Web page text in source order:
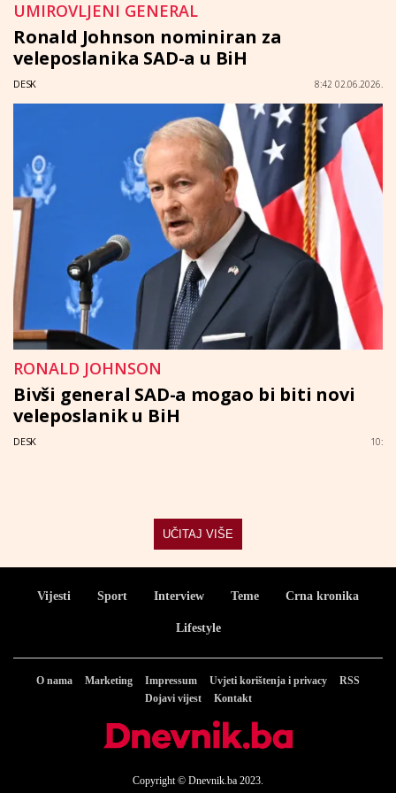
UMIROVLJENI GENERAL
Ronald Johnson nominiran za
veleposlanika SAD-a u BiH
DESK 8:42 02.06.2026.
RONALD JOHNSON
Bivši general SAD-a mogao bi biti novi
veleposlanik u BiH
DESK 10:
UČITAJ VIŠE
Vijesti Sport Interview Teme Crna kronika
Lifestyle
O nama Marketing Impressum Uvjeti korištenja i privacy
RSS
Dojavi vijest
Kontakt
Copyright © Dnevnik.ba 2023.